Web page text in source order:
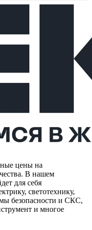
цены на
В нашем
для себя
светотехнику,
безопасности и СКС,
и многое